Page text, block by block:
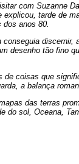
com Suzanne
tarde de
dos anos 80.
discernir,
desenho tão fino
coisas que
a balança
das terras
do sol, Oceana,